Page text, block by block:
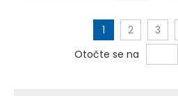
1 2 3
Otočte se na